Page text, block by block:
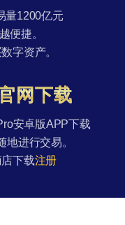
量1200亿元
便捷。
字资产。
网下载
安卓版APP下载
地进行交易。
下载注册